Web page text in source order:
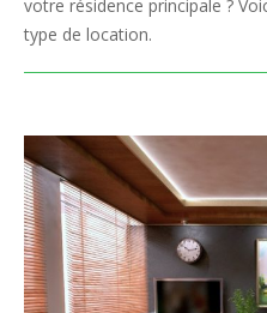
votre résidence principale ?
type de location.